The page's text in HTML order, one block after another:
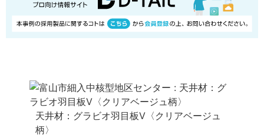
天井材：グラビオ羽目板V〈クリアベージュ
柄〉